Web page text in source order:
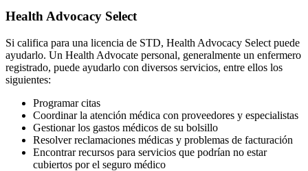
Health Advocacy Select
Si califica para una licencia de STD, Health Advocacy Select puede
ayudarlo. Un Health Advocate personal, generalmente un enfermero
registrado, puede ayudarlo con diversos servicios, entre ellos los
siguientes:
Programar citas
Coordinar la atención médica con proveedores y especialistas
Gestionar los gastos médicos de su bolsillo
Resolver reclamaciones médicas y problemas de facturación
Encontrar recursos para servicios que podrían no estar
cubiertos por el seguro médico